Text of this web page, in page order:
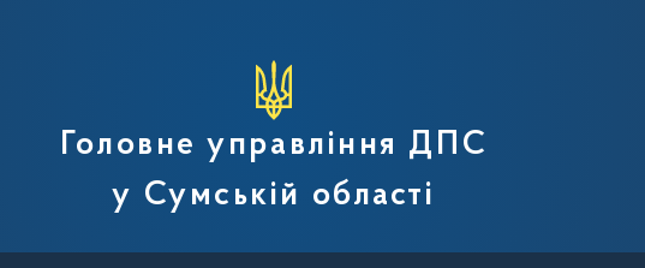
податкової служби України
Головне управління ДПС
у Сумській області